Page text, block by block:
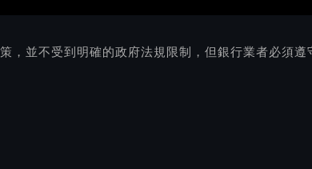
，並不受到明確的政府法規限制，但銀行業者必須遵